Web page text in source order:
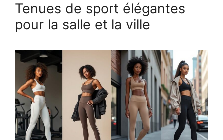
Tenues de sport élégantes
pour la salle et la ville